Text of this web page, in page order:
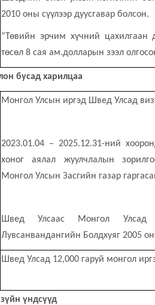
2010 оны сүүлээр дуусгавар болсон.
“Төвийн эрчим хүчний цахилгаан
төсөл 8 сая ам.долларын зээл
бусад харилцаа
Монгол Улсын иргэд Швед Улсад
2023.01.04 – 2025.12.31-ний
хоног аялал жуулчлалын
Монгол Улсын Засгийн газар
Швед Улсаас Монгол Улсад
Лувсанвандангийн Болдхуяг 2005
Швед Улсад 12,000 гаруй монгол
үндсүүд